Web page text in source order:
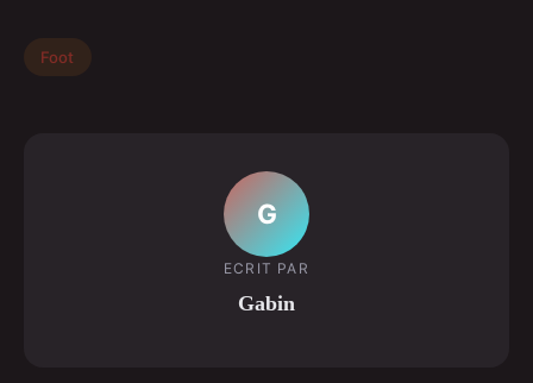
Foot
G
ECRIT PAR
Gabin